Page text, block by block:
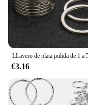
€3.16